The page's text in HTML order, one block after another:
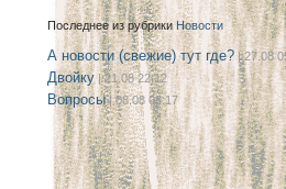
Последнее из рубрикиНовости
А новости (свежие) тут где?| 27.08
Двойку| 21.08 22:12
Вопросы| 08.08 08:17